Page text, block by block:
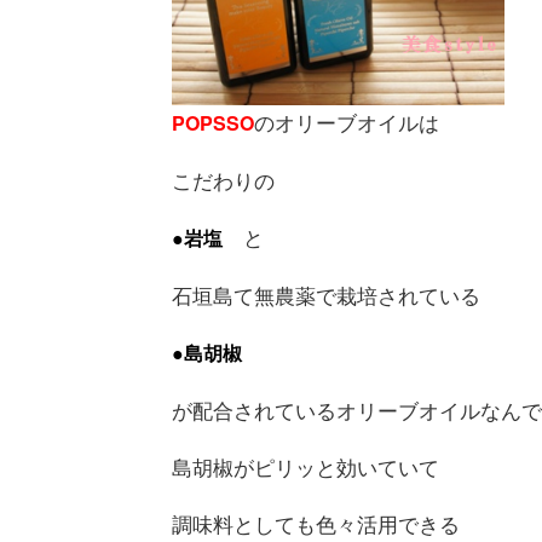
POPSSOのオリーブオイルは
こだわりの
●岩塩 と
石垣島て無農薬で栽培されている
●島胡椒
が配合されているオリーブオイルなん
島胡椒がピリッと効いていて
調味料としても色々活用できる